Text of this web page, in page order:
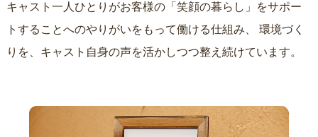
キャスト一人ひとりがお客様の「笑顔の暮らし」をサポー
トすることへのやりがいをもって働ける仕組み、
りを、キャスト自身の声を活かしつつ整え続けています。